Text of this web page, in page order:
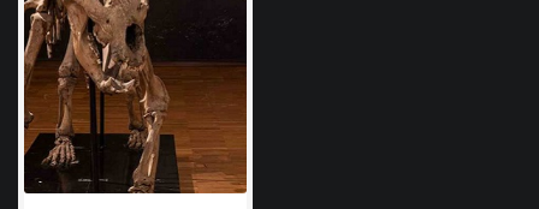
Marchesetti C., Relazione sugli scavi preistorici
eseguiti nel 1905. Relazione sugli scavi preistorici
eseguiti nel 1906, in Bollettino della Società Adriatica di
Scienze Naturali in Trieste, Trieste 1908, 24
Marchesetti C., Relazione sugli scavi paletonologici
eseguiti nel 1904, in Bollettino della Società Adriatica di
Scienze Naturali in Trieste, Trieste 1907, 23